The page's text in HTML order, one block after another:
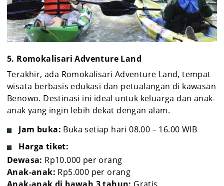
5. Romokalisari Adventure Land
Terakhir, ada Romokalisari Adventure Land, tempat
wisata berbasis edukasi dan petualangan di kawasan
Benowo. Destinasi ini ideal untuk keluarga dan anak-
anak yang ingin lebih dekat dengan alam.
Jam buka: Buka setiap hari 08.00 – 16.00 WIB
Harga tiket:
Dewasa: Rp10.000 per orang
Anak-anak: Rp5.000 per orang